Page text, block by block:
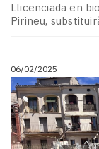
Llicenciada en
Pirineu,
06/02/2025